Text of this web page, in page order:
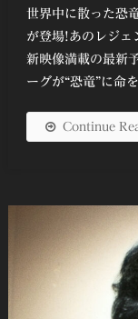
世界中に散った恐
が登場!あのレジェ
新映像満載の最新
ーグが“恐竜”に命
Continue